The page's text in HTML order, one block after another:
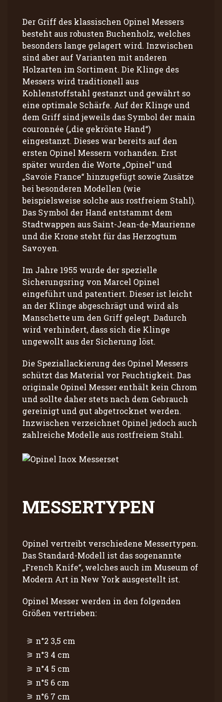
Der Griff des klassischen Opinel Messers
besteht aus robusten Buchenholz, welches
besonders lange gelagert wird. Inzwischen
sind aber auf Varianten mit anderen
Holzarten im Sortiment. Die Klinge des
Messers wird traditionell aus
Kohlenstoffstahl gestanzt und gewährt so
eine optimale Schärfe. Auf der Klinge und
dem Griff sind jeweils das Symbol der main
couronnée („die gekrönte Hand“)
eingestanzt. Dieses war bereits auf den
ersten Opinel Messern vorhanden. Erst
später wurden die Worte „Opinel“ und
„Savoie France“ hinzugefügt sowie Zusätze
bei besonderen Modellen (wie
beispielsweise solche aus rostfreiem Stahl).
Das Symbol der Hand entstammt dem
Stadtwappen aus Saint-Jean-de-Maurienne
und die Krone steht für das Herzogtum
Savoyen.
Im Jahre 1955 wurde der spezielle
Sicherungsring von Marcel Opinel
eingeführt und patentiert. Dieser ist leicht
an der Klinge abgeschrägt und wird als
Manschette um den Griff gelegt. Dadurch
wird verhindert, dass sich die Klinge
ungewollt aus der Sicherung löst.
Die Speziallackierung des Opinel Messers
schützt das Material vor Feuchtigkeit. Das
originale Opinel Messer enthält kein Chrom
und sollte daher stets nach dem Gebrauch
gereinigt und gut abgetrocknet werden.
Inzwischen verzeichnet Opinel jedoch auch
zahlreiche Modelle aus rostfreiem Stahl.
MESSERTYPEN
Opinel vertreibt verschiedene Messertypen.
Das Standard-Modell ist das sogenannte
„French Knife“, welches auch im Museum of
Modern Art in New York ausgestellt ist.
Opinel Messer werden in den folgenden
Größen vertrieben:
n°2 3,5 cm
n°3 4 cm
n°4 5 cm
n°5 6 cm
n°6 7 cm